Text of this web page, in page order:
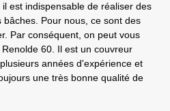
est indispensable de réaliser des
Pour nous, ce sont des
Par conséquent, on peut vous
60. Il est un couvreur
années d'expérience et
une très bonne qualité de